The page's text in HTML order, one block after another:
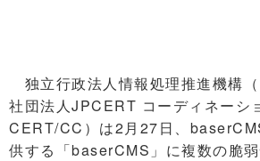
独立行政法人情報処理推進機構
社団法人JPCERT コーディネーシ
CERT/CC）は2月27日、
供する「baserCMS」に複数の脆